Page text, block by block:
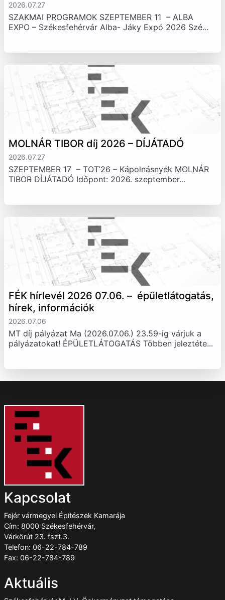
2026.07.27
SZAKMAI PROGRAMOK SZEPTEMBER 11 – ALBA
EXPO – Székesfehérvár Alba- Jáky Expó 2026 Szé...
MOLNÁR TIBOR díj 2026 – DÍJÁTADÓ
2026.07.27
SZEPTEMBER 17 – TOT’26 – Kápolnásnyék MOLNÁR
TIBOR DÍJÁTADÓ Időpont: 2026. szeptember...
FÉK hírlevél 2026 07.06. – épületlátogatás,
hírek, információk
2026.07.06
MT díj pályázat Ma (2026.07.06.) 23.59-ig várjuk a
pályázatokat! ÉPÜLETLÁTOGATÁS Többen jeleztéte...
Kapcsolat
Fejér vármegyei Építészek Kamarája
Cím: 8000 Székesfehérvár,
Várkörút 23. fszt.3.
Telefon: 06-22-784-789
Fax: 06-22-784-789
Aktuális